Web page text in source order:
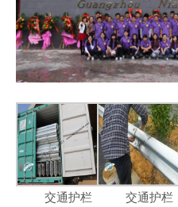
交通护栏
交通护栏